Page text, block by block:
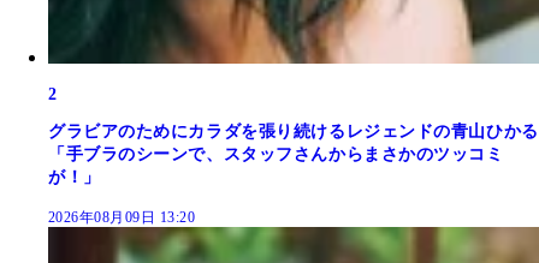
2
グラビアのためにカラダを張り続けるレジェンドの青山ひかる
「手ブラのシーンで、スタッフさんからまさかのツッコミ
が！」
2026年08月09日 13:20